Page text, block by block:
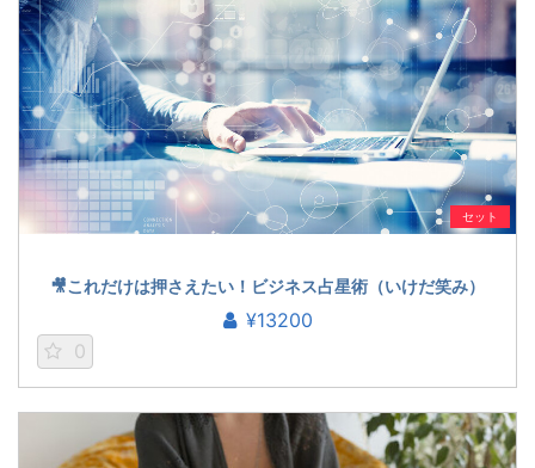
セット
🎥これだけは押さえたい！ビジネス占星術（いけだ笑み）
¥13200
0